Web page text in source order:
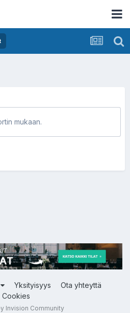
mukaan.
Yksityisyys
Ota yhteyttä
Cookies
Invision Community